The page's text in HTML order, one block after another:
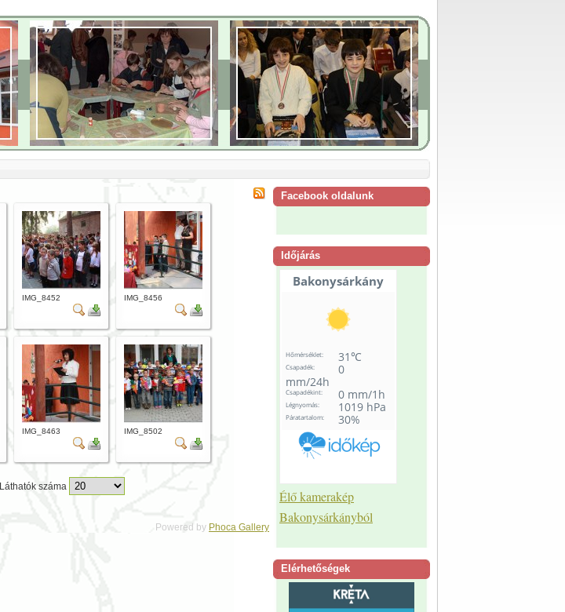
IMG_8452 IMG_8456
IMG_8463 IMG_8502
Láthatók száma
Powered by Phoca Gallery
Facebook oldalunk
Időjárás
Élő kamerakép
Bakonysárkányból
Elérhetőségek